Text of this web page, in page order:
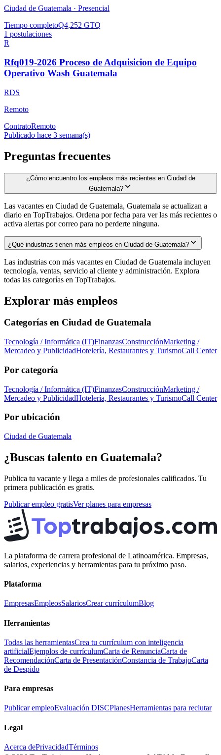
Ciudad de Guatemala · Presencial
Tiempo completoQ4,252 GTQ
1 postulaciones
R
Rfq019-2026 Proceso de Adquisicion de Equipo
Operativo Wash Guatemala
RDS
Remoto
ContratoRemoto
Publicado hace 3 semana(s)
Preguntas frecuentes
¿Cómo encuentro los empleos más recientes en Ciudad de
Guatemala?
Las vacantes en Ciudad de Guatemala, Guatemala se actualizan a
diario en TopTrabajos. Ordena por fecha para ver las más recientes o
activa alertas por correo para no perderte ninguna.
¿Qué industrias tienen más empleos en Ciudad de Guatemala?
Las industrias con más vacantes en Ciudad de Guatemala incluyen
tecnología, ventas, servicio al cliente y administración. Explora
todas las categorías en TopTrabajos.
Explorar más empleos
Categorías en Ciudad de Guatemala
Tecnología / Informática (IT)FinanzasConstrucciónMarketing /
Mercadeo y PublicidadHotelería, Restaurantes y TurismoCall Center
Por categoría
Tecnología / Informática (IT)FinanzasConstrucciónMarketing /
Mercadeo y PublicidadHotelería, Restaurantes y TurismoCall Center
Por ubicación
Ciudad de Guatemala
¿Buscas talento en Guatemala?
Publica tu vacante y llega a miles de profesionales calificados. Tu
primera publicación es gratis.
Publicar empleo gratisVer planes para empresas
La plataforma de carrera profesional de Latinoamérica. Empresas,
salarios, experiencias y herramientas para tu próximo paso.
Plataforma
EmpresasEmpleosSalariosCrear currículumBlog
Herramientas
Todas las herramientasCrea tu currículum con inteligencia
artificialEjemplos de currículumCarta de RenunciaCarta de
RecomendaciónCarta de PresentaciónConstancia de TrabajoCarta
de Despido
Para empresas
Publicar empleoEvaluación DISCPlanesHerramientas para reclutar
Legal
Acerca dePrivacidadTérminos